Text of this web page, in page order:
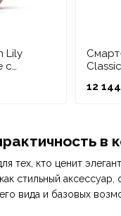
в
тех, кто ценит
стильный
вида и базовых
Lily
с
12